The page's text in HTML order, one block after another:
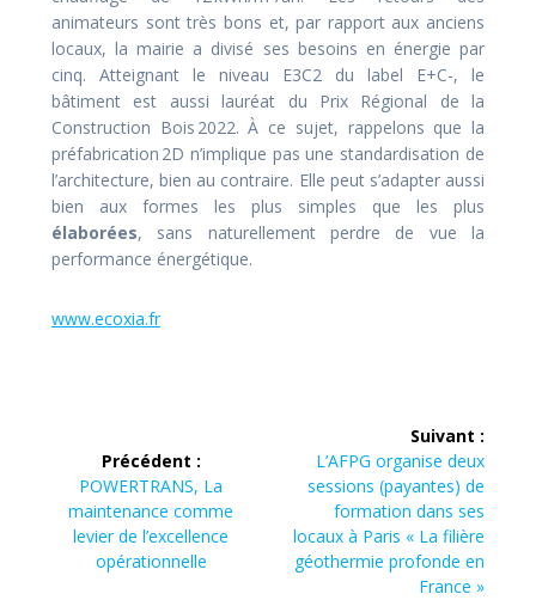
animateurs sont très bons et, par rapport aux anciens
locaux, la mairie a divisé ses besoins en énergie par
cinq. Atteignant le niveau E3C2 du label E+C-, le
bâtiment est aussi lauréat du Prix Régional de la
Construction Bois 2022. À ce sujet, rappelons que la
préfabrication 2D n’implique pas une standardisation de
l’architecture, bien au contraire. Elle peut s’adapter aussi
bien aux formes les plus simples que les plus
élaborées, sans naturellement perdre de vue la
performance énergétique.
www.ecoxia.fr
l’article
Précédent :
Article
précédent :
POWERTRANS, La
maintenance comme
levier de l’excellence
opérationnelle
Suivant :
Article
suivant :
L’AFPG organise deux
sessions (payantes) de
formation dans ses
locaux à Paris « La filière
géothermie profonde en
France »